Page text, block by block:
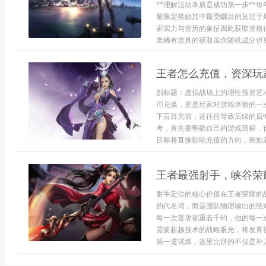
**理解活动本质是成功第一步**每
量限定奖励其中最受瞩目的莫过
家实力与资历的象征因此获取资
类稀有道具的获取虽含随机成分
王者怎么充值，资深
副标题：虚拟战场上的理性投资
币兑换，更是玩家对游戏体验的
下盲目充值，这往往导致后续的
考，首先要明确自己的游戏目标
目标将直接影响充值的方向，例如
王者最强射手，峡谷
射手定位的核心价值在王者荣耀
的代名词，而是团队物理输出的
每一次普攻都重若千钧，他的每
需要超越技术的战略眼光，将发
第一道试炼，这里比拼的不仅是补